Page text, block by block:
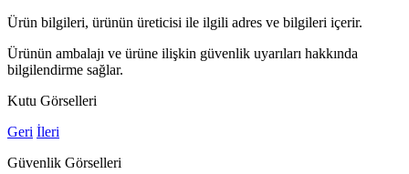
Ürün bilgileri, ürünün üreticisi ile ilgili adres ve bilgileri içerir.
Ürünün ambalajı ve ürüne ilişkin güvenlik uyarıları hakkında
bilgilendirme sağlar.
Kutu Görselleri
Geri İleri
Güvenlik Görselleri